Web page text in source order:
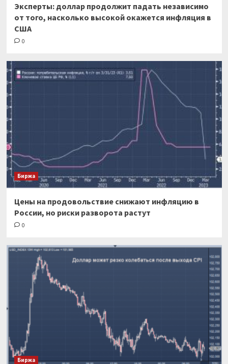
Эксперты: доллар продолжит падать независимо
от того, насколько высокой окажется инфляция в
США
0
Биржа
Цены на продовольствие снижают инфляцию в
России, но риски разворота растут
0
Биржа